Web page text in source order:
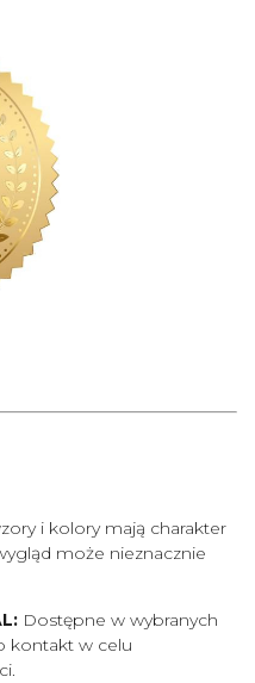
i kolory mają charakter
może nieznacznie
Dostępne w wybranych
kontakt w celu